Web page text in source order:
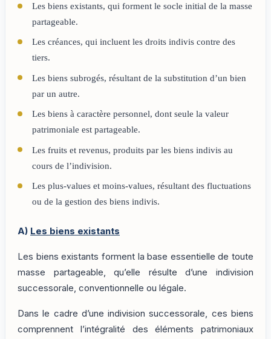
Les biens existants, qui forment le socle initial de la masse
partageable.
Les créances, qui incluent les droits indivis contre des
tiers.
Les biens subrogés, résultant de la substitution d’un bien
par un autre.
Les biens à caractère personnel, dont seule la valeur
patrimoniale est partageable.
Les fruits et revenus, produits par les biens indivis au
cours de l’indivision.
Les plus-values et moins-values, résultant des fluctuations
ou de la gestion des biens indivis.
A) Les biens existants
Les biens existants forment la base essentielle de toute
masse partageable, qu’elle résulte d’une indivision
successorale, conventionnelle ou légale.
Dans le cadre d’une indivision successorale, ces biens
comprennent l’intégralité des éléments patrimoniaux